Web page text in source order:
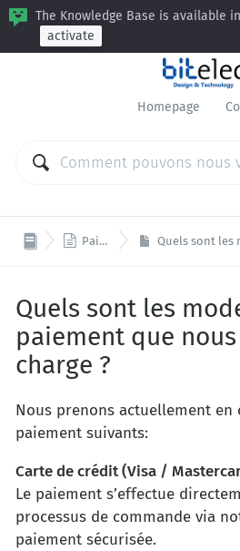
The Knowledge Base is available
activate
Homepage
 Paiement Quels sont les modes de
Quels sont les
paiement que
charge ?
Nous prenons actuellement en
paiement suivants:
Carte de crédit (Visa /
Le paiement s’effectue
processus de commande via
paiement sécurisée.